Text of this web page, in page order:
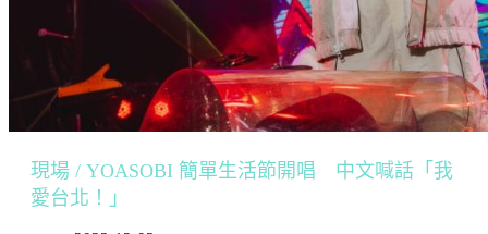
現場 / YOASOBI 簡單生活節開唱 中文喊話「我
愛台北！」